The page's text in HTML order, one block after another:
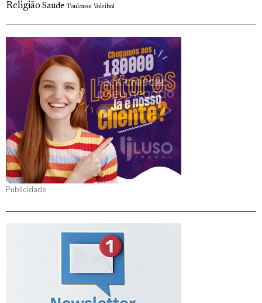
Religião Saude Toulouse Voleibol
Publicidade